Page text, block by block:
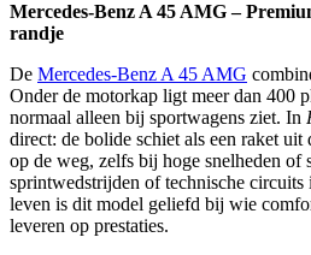
Mercedes-Benz A 45 AMG –
randje
De Mercedes-Benz A 45 AMG
Onder de motorkap ligt meer dan 400
normaal alleen bij sportwagens ziet. In
direct: de bolide schiet als een raket
op de weg, zelfs bij hoge snelheden of
sprintwedstrijden of technische circuits
leven is dit model geliefd bij wie
leveren op prestaties.